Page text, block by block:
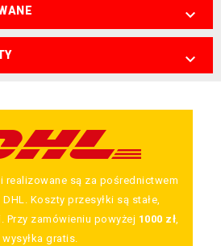


realizowane są za pośrednictwem
Koszty przesyłki są stałe,
Przy zamówieniu powyżej 1000 zł
wysyłka gratis.